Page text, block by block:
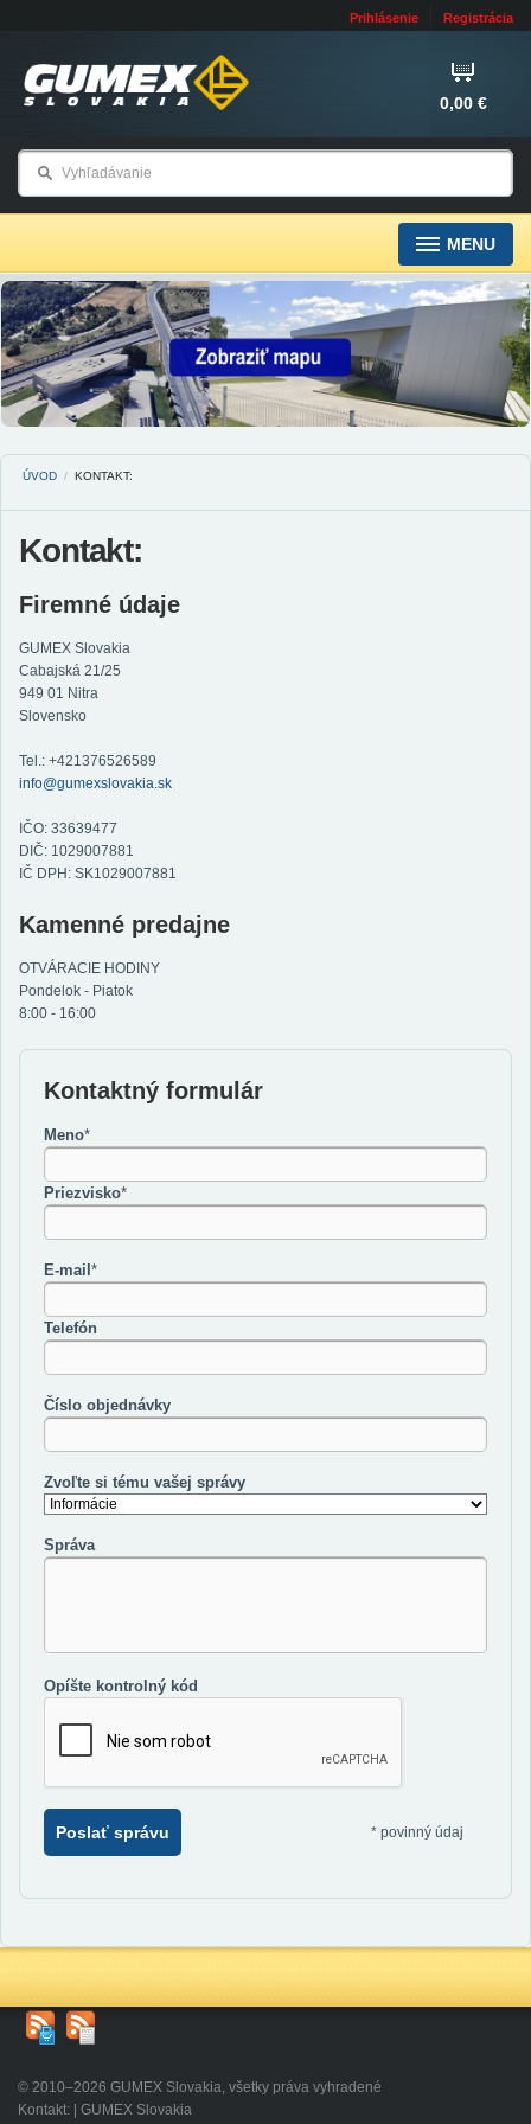
Prihlásenie Registrácia
0,00 €
MENU
ÚVOD / KONTAKT:
Kontakt:
Firemné údaje
GUMEX Slovakia
Cabajská 21/25
949 01 Nitra
Slovensko
Tel.: +421376526589
info@gumexslovakia.sk
IČO: 33639477
DIČ: 1029007881
IČ DPH: SK1029007881
Kamenné predajne
OTVÁRACIE HODINY
Pondelok - Piatok
8:00 - 16:00
Kontaktný formulár
Meno*
Priezvisko*
E-mail*
Telefón
Číslo objednávky
Zvoľte si tému vašej správy
Správa
Opíšte kontrolný kód
Poslať správu * povinný údaj
© 2010–2026 GUMEX Slovakia, všetky práva vyhradené
Kontakt: | GUMEX Slovakia